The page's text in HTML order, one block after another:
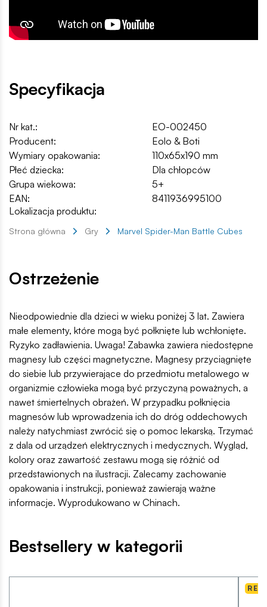
Specyfikacja
Nr kat.:
EO-002450
Producent:
Eolo & Boti
Wymiary opakowania:
110x65x190 mm
Płeć dziecka:
Dla chłopców
Grupa wiekowa:
5+
EAN:
8411936995100
Lokalizacja produktu:
Strona główna Gry Marvel Spider-Man Battle Cubes
Ostrzeżenie
Nieodpowiednie dla dzieci w wieku poniżej 3 lat. Zawiera
małe elementy, które mogą być połknięte lub wchłonięte.
Ryzyko zadławienia. Uwaga! Zabawka zawiera niedostępne
magnesy lub części magnetyczne. Magnesy przyciągnięte
do siebie lub przywierające do przedmiotu metalowego w
organizmie człowieka mogą być przyczyną poważnych, a
nawet śmiertelnych obrażeń. W przypadku połknięcia
magnesów lub wprowadzenia ich do dróg oddechowych
należy natychmiast zwrócić się o pomoc lekarską. Trzymać
z dala od urządzeń elektrycznych i medycznych. Wygląd,
kolory oraz zawartość zestawu mogą się różnić od
przedstawionych na ilustracji. Zalecamy zachowanie
opakowania i instrukcji, ponieważ zawierają ważne
informacje. Wyprodukowano w Chinach.
Bestsellery w kategorii